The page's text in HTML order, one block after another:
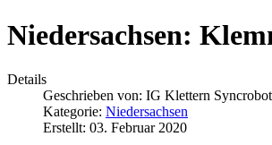
Niedersachsen:
Details
Geschrieben von: IG Klettern Syncrobot
Kategorie: Niedersachsen
Erstellt: 03. Februar 2020